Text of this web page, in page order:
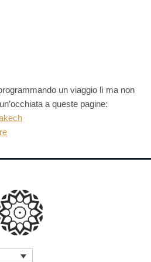
un viaggio lì ma non
a queste pagine: